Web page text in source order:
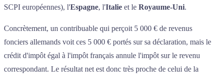
SCPI européennes), l'Espagne, l'Italie et le Royaume-Uni.
Concrètement, un contribuable qui perçoit 5 000 € de revenus
fonciers allemands voit ces 5 000 € portés sur sa déclaration, mais le
crédit d'impôt égal à l'impôt français annule l'impôt sur le revenu
correspondant. Le résultat net est donc très proche de celui de la